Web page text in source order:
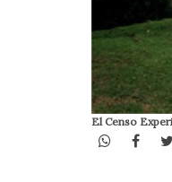
El Censo
WhatsApp